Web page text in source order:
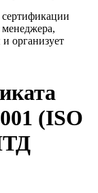
организует
(ISO